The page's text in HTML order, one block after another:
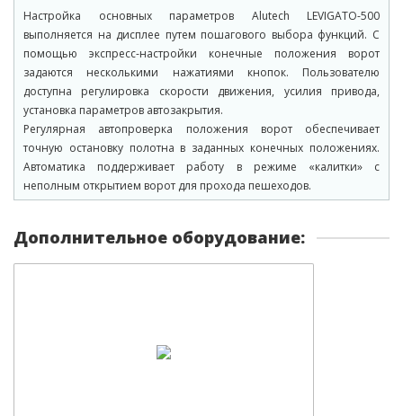
Настройка основных параметров Alutech LEVIGATO-500
выполняется на дисплее путем пошагового выбора функций. С
помощью экспресс-настройки конечные положения ворот
задаются несколькими нажатиями кнопок. Пользователю
доступна регулировка скорости движения, усилия привода,
установка параметров автозакрытия.
Регулярная автопроверка положения ворот обеспечивает
точную остановку полотна в заданных конечных положениях.
Автоматика поддерживает работу в режиме «калитки» с
неполным открытием ворот для прохода пешеходов.
Дополнительное оборудование: